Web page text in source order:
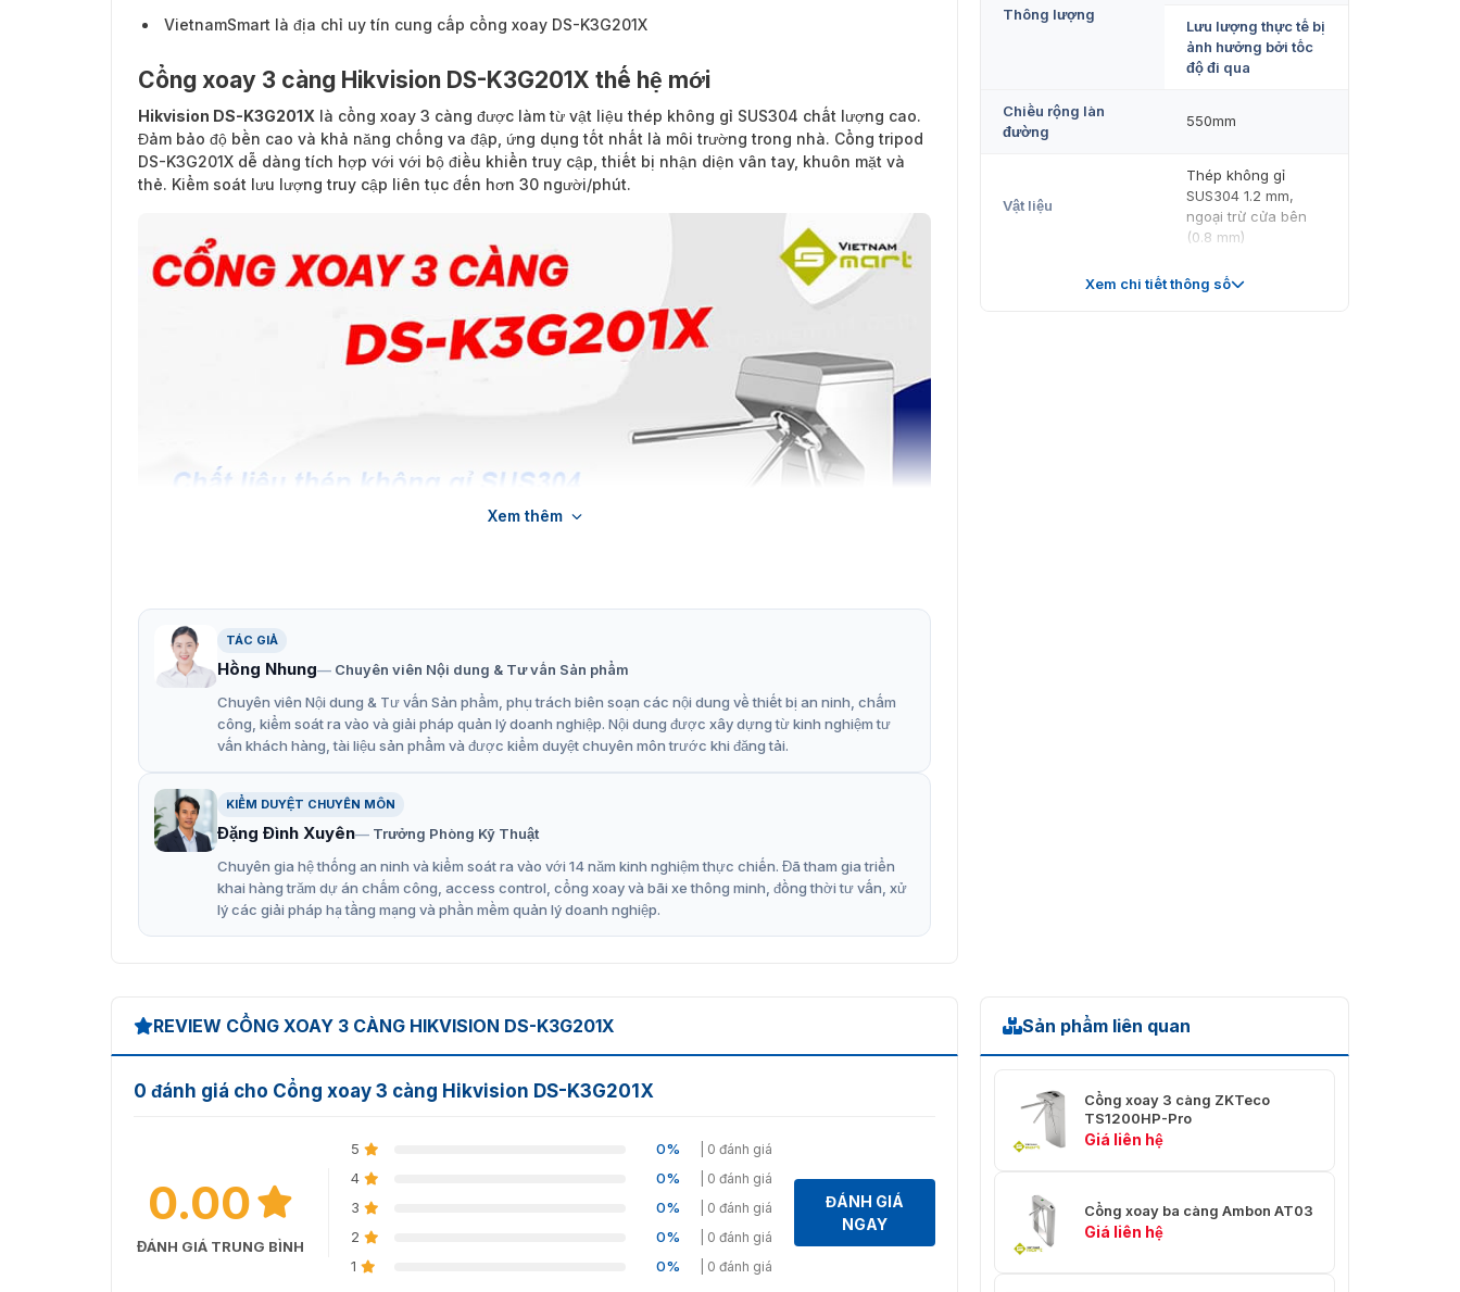
VietnamSmart là địa chỉ uy tín cung cấp cổng xoay DS-K3G201X
Cổng xoay 3 càng Hikvision DS-K3G201X thế hệ mới
Hikvision DS-K3G201X là cổng xoay 3 càng được làm từ vật liệu thép không gỉ SUS304 chất lượng cao.
Đảm bảo độ bền cao và khả năng chống va đập, ứng dụng tốt nhất là môi trường trong nhà. Cổng tripod
DS-K3G201X dễ dàng tích hợp với với bộ điều khiển truy cập, thiết bị nhận diện vân tay, khuôn mặt và
thẻ. Kiểm soát lưu lượng truy cập liên tục đến hơn 30 người/phút.
Cổng xoay 3 càng Hikvision DS-K3G201X chất lượng cao
Ứng dụng của cổng xoay 3 chấu DS-K3G201X
Cổng xoay 3 càngđược thiết kế để đảm bảo an ninh và quản lý luồng người hiệu quả trong các khu vực
như văn phòng, nhà máy, sản tòa nhà, chung cư, sân bay và các địa điểm công cộng. Kiểm soát lối ra
vào, kiểm soát lưu lượng truy cập tại các khu vực đông người. Ngăn chặn mọi tình trạng xâm nhập trái
Xem thêm
TÁC GIẢ
Hồng Nhung
Chuyên viên Nội dung & Tư vấn Sản phẩm
Chuyên viên Nội dung & Tư vấn Sản phẩm, phụ trách biên soạn các nội dung về thiết bị an ninh, chấm
công, kiểm soát ra vào và giải pháp quản lý doanh nghiệp. Nội dung được xây dựng từ kinh nghiệm tư
vấn khách hàng, tài liệu sản phẩm và được kiểm duyệt chuyên môn trước khi đăng tải.
KIỂM DUYỆT CHUYÊN MÔN
Đặng Đình Xuyên
Trưởng Phòng Kỹ Thuật
Chuyên gia hệ thống an ninh và kiểm soát ra vào với 14 năm kinh nghiệm thực chiến. Đã tham gia triển
khai hàng trăm dự án chấm công, access control, cổng xoay và bãi xe thông minh, đồng thời tư vấn, xử
lý các giải pháp hạ tầng mạng và phần mềm quản lý doanh nghiệp.
Thông lượng
Lưu lượng thực tế bị
ảnh hưởng bởi tốc
độ đi qua
Chiều rộng làn
đường
550mm
Vật liệu
Thép không gỉ
SUS304 1.2 mm,
ngoại trừ cửa bên
(0.8 mm)
DS-K3G201-R/Pa-
Xem chi tiết thông số
REVIEW CỔNG XOAY 3 CÀNG HIKVISION DS-K3G201X
0 đánh giá cho Cổng xoay 3 càng Hikvision DS-K3G201X
0.00
ĐÁNH GIÁ TRUNG BÌNH
5 0% | 0 đánh giá
4 0% | 0 đánh giá
3 0% | 0 đánh giá
2 0% | 0 đánh giá
1 0% | 0 đánh giá
ĐÁNH GIÁ
NGAY
Sản phẩm liên quan
Cổng xoay 3 càng ZKTeco
TS1200HP-Pro
Giá liên hệ
Cổng xoay ba càng Ambon AT03
Giá liên hệ